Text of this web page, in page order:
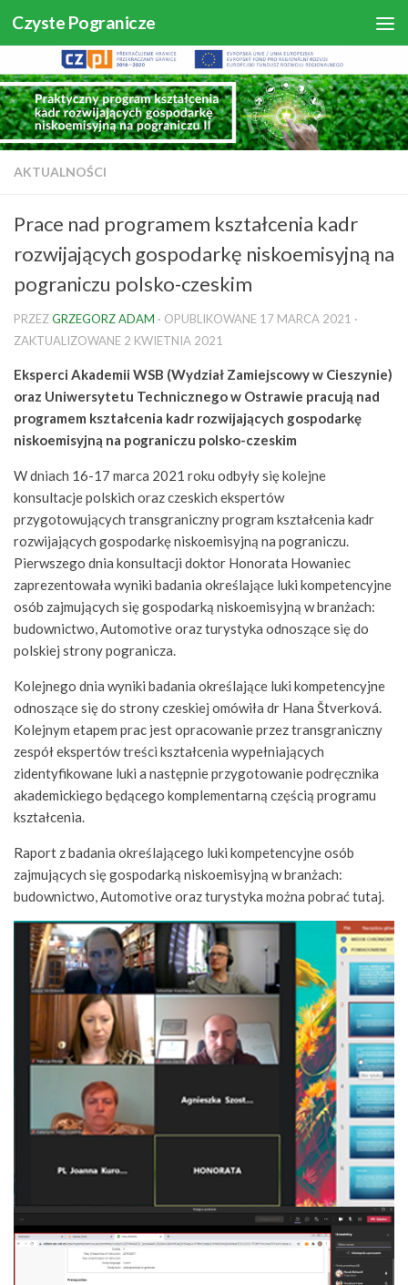
Skip to content
Czyste Pogranicze
AKTUALNOŚCI
Prace nad programem kształcenia kadr
rozwijających gospodarkę niskoemisyjną na
pograniczu polsko-czeskim
PRZEZGRZEGORZ ADAM · OPUBLIKOWANE 17 MARCA 2021 ·
ZAKTUALIZOWANE 2 KWIETNIA 2021
Eksperci Akademii WSB (Wydział Zamiejscowy w Cieszynie)
oraz Uniwersytetu Technicznego w Ostrawie pracują nad
programem kształcenia kadr rozwijających gospodarkę
niskoemisyjną na pograniczu polsko-czeskim
W dniach 16-17 marca 2021 roku odbyły się kolejne
konsultacje polskich oraz czeskich ekspertów
przygotowujących transgraniczny program kształcenia kadr
rozwijających gospodarkę niskoemisyjną na pograniczu.
Pierwszego dnia konsultacji doktor Honorata Howaniec
zaprezentowała wyniki badania określające luki kompetencyjne
osób zajmujących się gospodarką niskoemisyjną w branżach:
budownictwo, Automotive oraz turystyka odnoszące się do
polskiej strony pogranicza.
Kolejnego dnia wyniki badania określające luki kompetencyjne
odnoszące się do strony czeskiej omówiła dr Hana Štverková.
Kolejnym etapem prac jest opracowanie przez transgraniczny
zespół ekspertów treści kształcenia wypełniających
zidentyfikowane luki a następnie przygotowanie podręcznika
akademickiego będącego komplementarną częścią programu
kształcenia.
Raport z badania określającego luki kompetencyjne osób
zajmujących się gospodarką niskoemisyjną w branżach:
budownictwo, Automotive oraz turystyka można pobrać tutaj.